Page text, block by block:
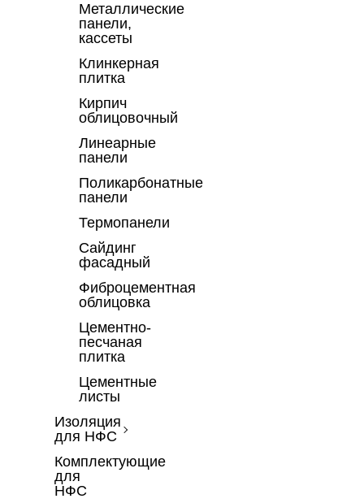
Металлические
панели,
кассеты
Клинкерная
плитка
Кирпич
облицовочный
Линеарные
панели
Поликарбонатные
панели
Термопанели
Сайдинг
фасадный
Фиброцементная
облицовка
Цементно-
песчаная
плитка
Цементные
листы
Изоляция
для НФС
Комплектующие
для
НФС